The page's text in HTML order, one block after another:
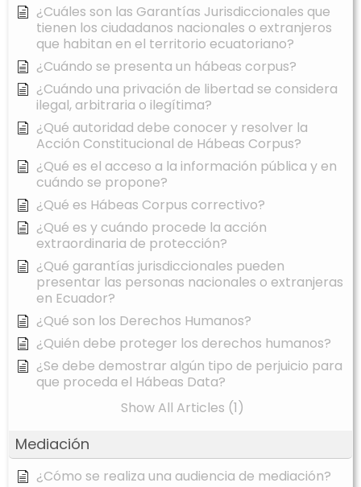
¿Cuáles son las Garantías Jurisdiccionales que
tienen los ciudadanos nacionales o extranjeros
que habitan en el territorio ecuatoriano?
¿Cuándo se presenta un hábeas corpus?
¿Cuándo una privación de libertad se considera
ilegal, arbitraria o ilegítima?
¿Qué autoridad debe conocer y resolver la
Acción Constitucional de Hábeas Corpus?
¿Qué es el acceso a la información pública y en
cuándo se propone?
¿Qué es Hábeas Corpus correctivo?
¿Qué es y cuándo procede la acción
extraordinaria de protección?
¿Qué garantías jurisdiccionales pueden
presentar las personas nacionales o extranjeras
en Ecuador?
¿Qué son los Derechos Humanos?
¿Quién debe proteger los derechos humanos?
¿Se debe demostrar algún tipo de perjuicio para
que proceda el Hábeas Data?
Show All Articles (1)
Mediación
¿Cómo se realiza una audiencia de mediación?